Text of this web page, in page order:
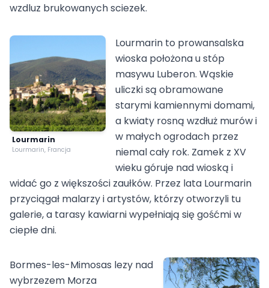
wzdluz brukowanych sciezek.
Lourmarin
Lourmarin, Francja
Lourmarin to prowansalska
wioska położona u stóp
masywu Luberon. Wąskie
uliczki są obramowane
starymi kamiennymi domami,
a kwiaty rosną wzdłuż murów i
w małych ogrodach przez
niemal cały rok. Zamek z XV
wieku góruje nad wioską i
widać go z większości zaułków. Przez lata Lourmarin
przyciągał malarzy i artystów, którzy otworzyli tu
galerie, a tarasy kawiarni wypełniają się gośćmi w
ciepłe dni.
Bormes-les-Mimosas lezy nad
wybrzezem Morza